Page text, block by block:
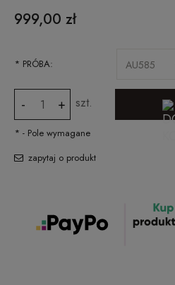
999,00 zł
* PRÓBA:
- + szt.
* - Pole wymagane
zapytaj o produkt